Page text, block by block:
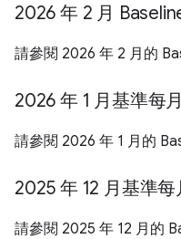
2026 年 2 月
請參閱 2026 年 2 月的
2026 年 1 月基準每
請參閱 2026 年 1 月的
2025 年 12 月基準
請參閱 2025 年 12 月的